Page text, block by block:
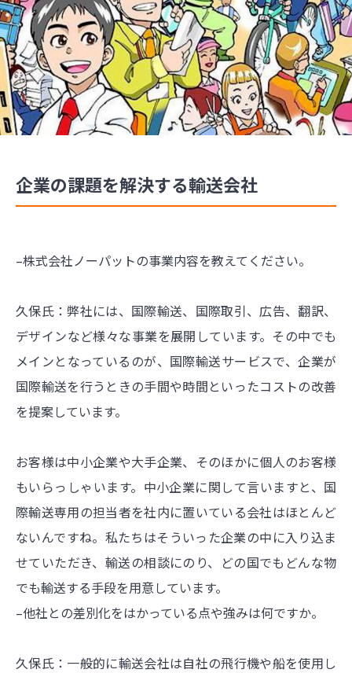
企業の課題を解決する輸送会社
–株式会社ノーパットの事業内容を教えてください。
久保氏：弊社には、国際輸送、国際取引、広告、翻訳、
デザインなど様々な事業を展開しています。その中でも
メインとなっているのが、国際輸送サービスで、企業が
国際輸送を行うときの手間や時間といったコストの改善
を提案しています。
お客様は中小企業や大手企業、そのほかに個人のお客様
もいらっしゃいます。中小企業に関して言いますと、国
際輸送専用の担当者を社内に置いている会社はほとんど
ないんですね。私たちはそういった企業の中に入り込ま
せていただき、輸送の相談にのり、どの国でもどんな物
でも輸送する手段を用意しています。
–他社との差別化をはかっている点や強みは何ですか。
久保氏：一般的に輸送会社は自社の飛行機や船を使用し